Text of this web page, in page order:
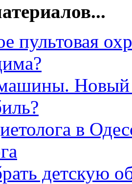
пультовая
Новый
в
детскую